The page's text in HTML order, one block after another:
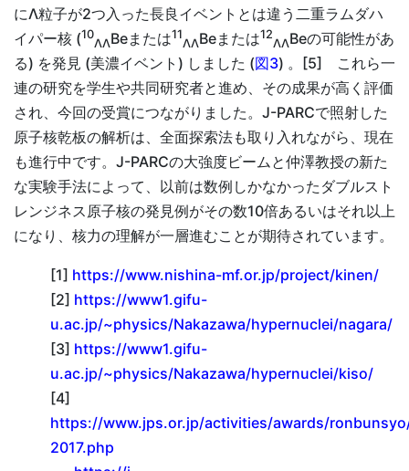
にΛ粒子が2つ入った長良イベントとは違う二重ラムダハ
イパー核 (10
ΛΛBeまたは11
ΛΛBeまたは12
ΛΛBeの可能性があ
る) を発見 (美濃イベント) しました (図3) 。[5] これら一
連の研究を学生や共同研究者と進め、その成果が高く評価
され、今回の受賞につながりました。J-PARCで照射した
原子核乾板の解析は、全面探索法も取り入れながら、現在
も進行中です。J-PARCの大強度ビームと仲澤教授の新た
な実験手法によって、以前は数例しかなかったダブルスト
レンジネス原子核の発見例がその数10倍あるいはそれ以上
になり、核力の理解が一層進むことが期待されています。
[1] https://www.nishina-mf.or.jp/project/kinen/
[2] https://www1.gifu-
u.ac.jp/~physics/Nakazawa/hypernuclei/nagara/
[3] https://www1.gifu-
u.ac.jp/~physics/Nakazawa/hypernuclei/kiso/
[4]
https://www.jps.or.jp/activities/awards/
2017.php